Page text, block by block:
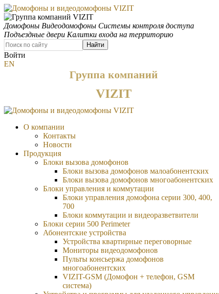
Домофоны Видеодомофоны Системы контроля доступа
Подъездные двери Калитки входа на территорию
Найти
Войти
EN
Группа компаний
VIZIT
О компании
Контакты
Новости
Продукция
Блоки вызова домофонов
Блоки вызова домофонов малоабонентских
Блоки вызова домофонов многоабонентских
Блоки управления и коммутации
Блоки управления домофона серии 300, 400,
700
Блоки коммутации и видеоразветвители
Блоки серии 500 Perimeter
Абонентские устройства
Устройства квартирные переговорные
Мониторы видеодомофонов
Пульты консьержа домофонов
многоабонентских
VIZIT-GSM (Домофон + телефон, GSM
система)